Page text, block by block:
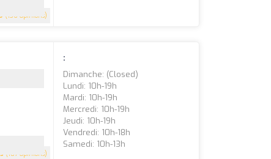
(136 Opinions)
5 (107 Opinions)
:
Dimanche: (closed)
Lundi: 10h-19h
Mardi: 10h-19h
Mercredi: 10h-19h
Jeudi: 10h-19h
Vendredi: 10h-18h
Samedi: 10h-13h